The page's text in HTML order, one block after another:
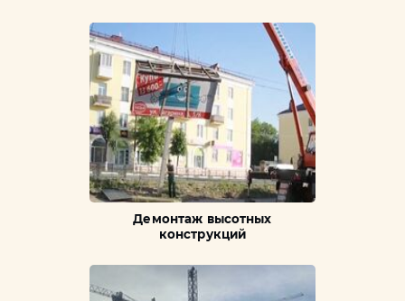
Демонтаж высотных
конструкций